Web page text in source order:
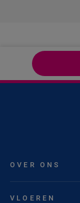
OVER ONS
VLOEREN